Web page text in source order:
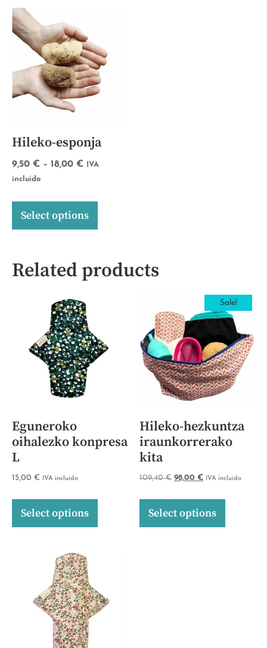
Hileko-esponja
9,50 € – 18,00 €
IVA
incluido
Select options
Related products
Eguneroko
oihalezko konpresa
L
15,00 € IVA incluido
Select options
Sale!
Hileko-hezkuntza
iraunkorrerako
kita
109,40€ 98,00 € IVA incluido
Select options